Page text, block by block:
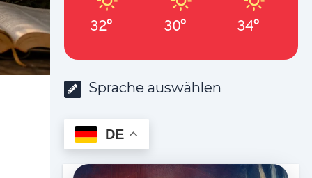
32° 30° 34°
Sprache auswählen
DE